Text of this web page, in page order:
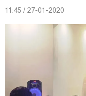
"12 წლის
საქმის
მიმდინარეობდა
არ
11:45 / 27-01-2020